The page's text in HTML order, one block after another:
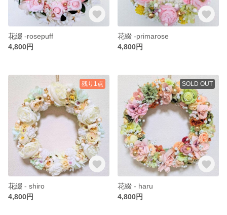
花綴 -rosepuff
4,800円
花綴 -primarose
4,800円
残り1点
花綴 - shiro
4,800円
SOLD OUT
花綴 - haru
4,800円